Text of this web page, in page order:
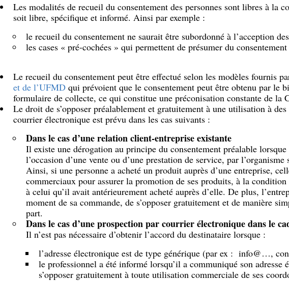
Les modalités de recueil du consentement des personnes sont libres à la
soit libre, spécifique et informé. Ainsi par exemple :
le recueil du consentement ne saurait être subordonné à l’acception
les cases « pré-cochées » qui permettent de présumer du
Le recueil du consentement peut être effectué selon les modèles fournis
et de l’UFMDqui prévoient que le consentement peut être obtenu par le
formulaire de collecte, ce qui constitue une préconisation constante de la
Le droit de s’opposer préalablement et gratuitement à une utilisation à
courrier électronique est prévu dans les cas suivants :
Dans le cas d’une relation client-entreprise existante
Il existe une dérogation au principe du consentement préalable
l’occasion d’une vente ou d’une prestation de service, par
​Ainsi, si une personne a acheté un produit auprès d’une entreprise,
commerciaux pour assurer la promotion de ses produits, à la
à celui qu’il avait antérieurement acheté auprès d’elle. De plus,
moment de sa commande, de s’opposer gratuitement et de manière
part.
Dans le cas d’une prospection par courrier électronique dans le
Il n’est pas nécessaire d’obtenir l’accord du destinataire lorsque :
l’adresse électronique est de type générique (par ex : info@…,
le professionnel a été informé lorsqu’il a communiqué son adresse
s’opposer gratuitement à toute utilisation commerciale de ses